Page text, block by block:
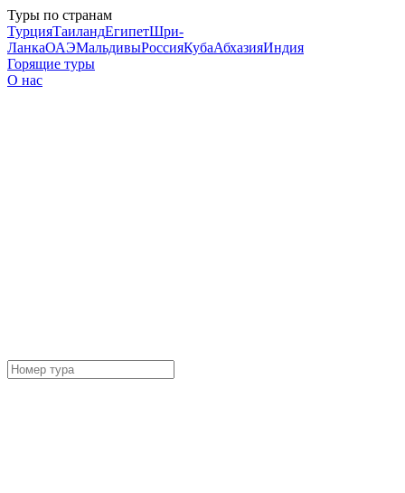
Туры по странам
ТурцияТаиландЕгипетШри-
ЛанкаОАЭМальдивыРоссияКубаАбхазияИндия
Горящие туры
О нас